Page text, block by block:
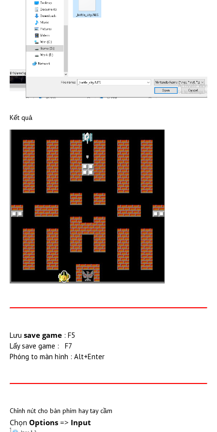
Kết quả
Lưu save game : F5
Lấy save game : F7
Phóng to màn hình : Alt+Enter
Chỉnh nút cho bàn phím hay tay cầm
Chọn Options => Input